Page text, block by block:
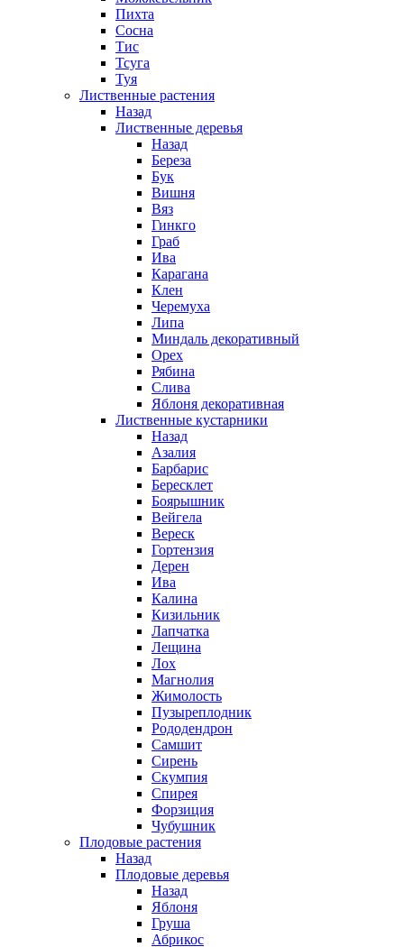
Пихта
Сосна
Тис
Тсуга
Туя
Лиственные растения
Назад
Лиственные деревья
Назад
Береза
Бук
Вишня
Вяз
Гинкго
Граб
Ива
Карагана
Клен
Черемуха
Липа
Миндаль декоративный
Орех
Рябина
Слива
Яблоня декоративная
Лиственные кустарники
Назад
Азалия
Барбарис
Бересклет
Боярышник
Вейгела
Вереск
Гортензия
Дерен
Ива
Калина
Кизильник
Лапчатка
Лещина
Лох
Магнолия
Жимолость
Пузыреплодник
Рододендрон
Самшит
Сирень
Скумпия
Спирея
Форзиция
Чубушник
Плодовые растения
Назад
Плодовые деревья
Назад
Яблоня
Груша
Абрикос